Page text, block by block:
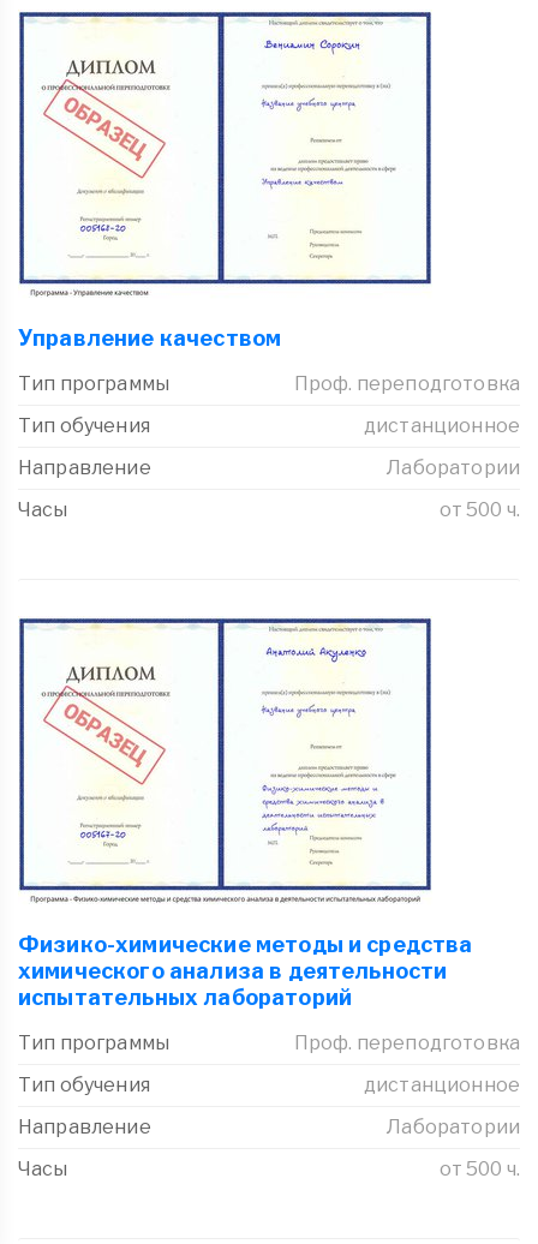
Управление качеством
Тип программы
Проф. переподготовка
Тип обучения
дистанционное
Направление
Лаборатории
Часы
от 500 ч.
Физико-химические методы и средства
химического анализа в деятельности
испытательных лабораторий
Тип программы
Проф. переподготовка
Тип обучения
дистанционное
Направление
Лаборатории
Часы
от 500 ч.